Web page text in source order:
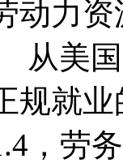
动力
从美
规就
，劳